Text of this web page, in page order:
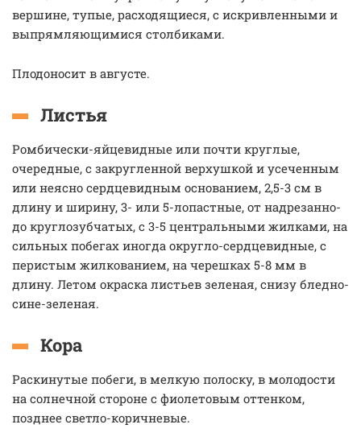
вершине, тупые, расходящиеся, с искривленными и
выпрямляющимися столбиками.
Плодоносит в августе.
Листья
Ромбически-яйцевидные или почти круглые,
очередные, с закругленной верхушкой и усеченным
или неясно сердцевидным основанием, 2,5-3 см в
длину и ширину, 3- или 5-лопастные, от надрезанно-
до круглозубчатых, с 3-5 центральными жилками, на
сильных побегах иногда округло-сердцевидные, с
перистым жилкованием, на черешках 5-8 мм в
длину. Летом окраска листьев зеленая, снизу бледно-
сине-зеленая.
Кора
Раскинутые побеги, в мелкую полоску, в молодости
на солнечной стороне с фиолетовым оттенком,
позднее светло-коричневые.